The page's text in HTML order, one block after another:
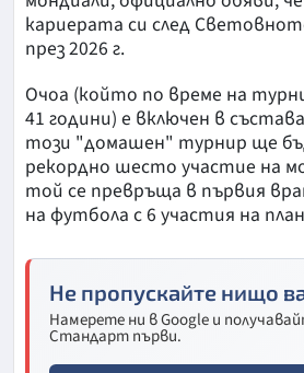
кариерата си след
през 2026 г.
Очоа (който по време на
41 години) е включен в
този "домашен" турнир ще
рекордно шесто участие на
той се превръща в първия
на футбола с 6 участия на
Не пропускайте нищо
Намерете ни в Google и
Стандарт първи.